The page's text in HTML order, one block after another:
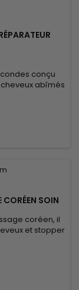
conçu
abîmés
Solution
en douceur
en acides
abîmés 60...
CORÉEN SOIN
coréen, il
et stopper
les cheveux
Cream aide à
Kee Mee